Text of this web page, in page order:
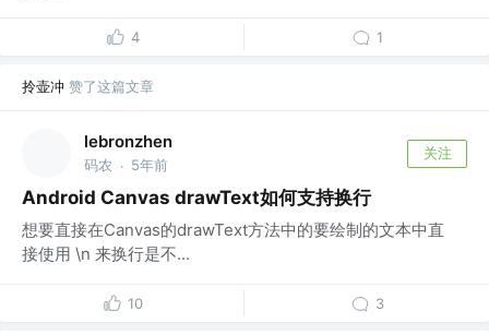
4 1
拎壶冲 赞了这篇文章
lebronzhen
码农 · 5年前
关注
Android Canvas drawText如何支持换行
想要直接在Canvas的drawText方法中的要绘制的文本中直
接使用 \n 来换行是不...
10 3